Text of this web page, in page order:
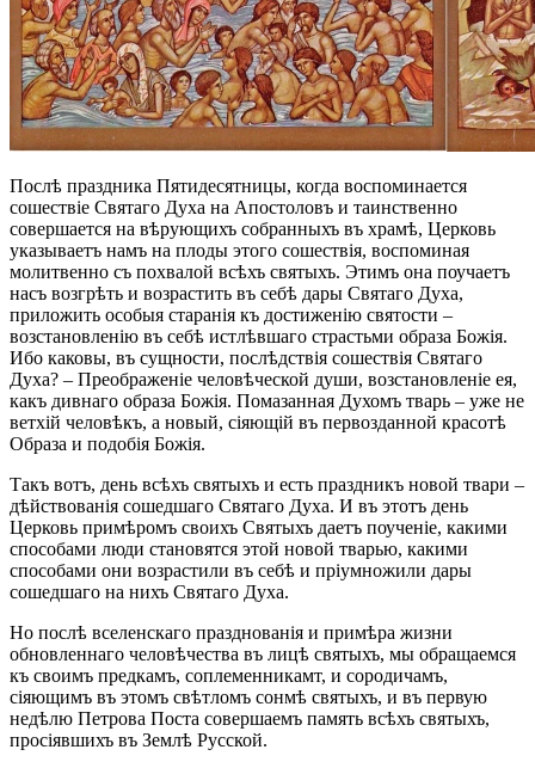
Послѣ праздника Пятидесятницы, когда воспоминается
сошествіе Святаго Духа на Апостоловъ и таинственно
совершается на вѣрующихъ собранныхъ въ храмѣ, Церковь
указываетъ намъ на плоды этого сошествія, воспоминая
молитвенно съ похвалой всѣхъ святыхъ. Этимъ она поучаетъ
насъ возгрѣть и возрастить въ себѣ дары Святаго Духа,
приложить особыя старанія къ достиженію святости –
возстановленію въ себѣ истлѣвшаго страстьми образа Божія.
Ибо каковы, въ сущности, послѣдствія сошествія Святаго
Духа? – Преображеніе человѣческой души, возстановленіе ея,
какъ дивнаго образа Божія. Помазанная Духомъ тварь – уже не
ветхій человѣкъ, а новый, сіяющій въ первозданной красотѣ
Образа и подобія Божія.
Такъ вотъ, день всѣхъ святыхъ и есть праздникъ новой твари –
дѣйствованія сошедшаго Святаго Духа. И въ этотъ день
Церковь примѣромъ своихъ Святыхъ даетъ поученіе, какими
способами люди становятся этой новой тварью, какими
способами они возрастили въ себѣ и пріумножили дары
сошедшаго на нихъ Святаго Духа.
Но послѣ вселенскаго празднованія и примѣра жизни
обновленнаго человѣчества въ лицѣ святыхъ, мы обращаемся
къ своимъ предкамъ, соплеменникамт, и сородичамъ,
сіяющимъ въ этомъ свѣтломъ сонмѣ святыхъ, и въ первую
недѣлю Петрова Поста совершаемъ память всѣхъ святыхъ,
просіявшихъ въ Землѣ Русской.